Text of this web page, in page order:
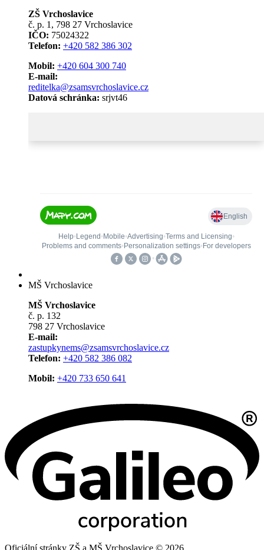
ZŠ Vrchoslavice
č. p. 1, 798 27 Vrchoslavice
IČO: 75024322
Telefon: +420 582 386 302
Mobil: +420 604 300 740
E-mail:
reditelka@zsamsvrchoslavice.cz
Datová schránka: srjvt46
MŠ Vrchoslavice
MŠ Vrchoslavice
č. p. 132
798 27 Vrchoslavice
E-mail:
zastupkynems@zsamsvrchoslavice.cz
Telefon: +420 582 386 082
Mobil: +420 733 650 641